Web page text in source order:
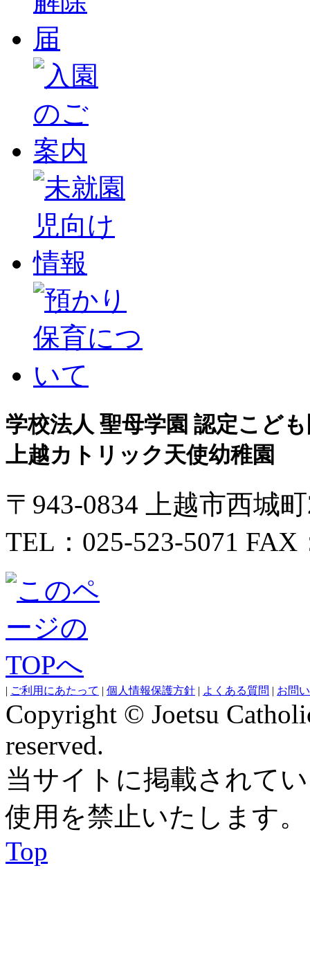
学校法人 聖母学園 認定こど
上越カトリック天使幼稚園
〒943-0834 上越市西城
TEL：025-523-5071 FAX
| ご利用にあたって | 個人情報保護方針 | よくある質問 | お問
Copyright © Joetsu
reserved.
当サイトに掲載されて
使用を禁止いたします。
Top